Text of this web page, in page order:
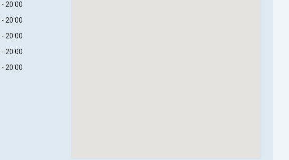
20:00
20:00
20:00
20:00
20:00